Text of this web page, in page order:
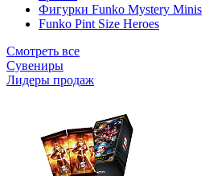
Фигурки Funko Mystery Minis
Funko Pint Size Heroes
Смотреть все
Сувениры
Лидеры продаж